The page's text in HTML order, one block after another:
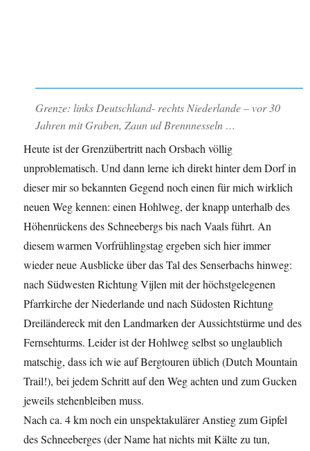
Grenze: links Deutschland- rechts Niederlande – vor 30
Jahren mit Graben, Zaun ud Brennnesseln …
Heute ist der Grenzübertritt nach Orsbach völlig
unproblematisch. Und dann lerne ich direkt hinter dem Dorf in
dieser mir so bekannten Gegend noch einen für mich wirklich
neuen Weg kennen: einen Hohlweg, der knapp unterhalb des
Höhenrückens des Schneebergs bis nach Vaals führt. An
diesem warmen Vorfrühlingstag ergeben sich hier immer
wieder neue Ausblicke über das Tal des Senserbachs hinweg:
nach Südwesten Richtung Vijlen mit der höchstgelegenen
Pfarrkirche der Niederlande und nach Südosten Richtung
Dreiländereck mit den Landmarken der Aussichtstürme und des
Fernsehturms. Leider ist der Hohlweg selbst so unglaublich
matschig, dass ich wie auf Bergtouren üblich (Dutch Mountain
Trail!), bei jedem Schritt auf den Weg achten und zum Gucken
jeweils stehenbleiben muss.
Nach ca. 4 km noch ein unspektakulärer Anstieg zum Gipfel
des Schneeberges (der Name hat nichts mit Kälte zu tun,